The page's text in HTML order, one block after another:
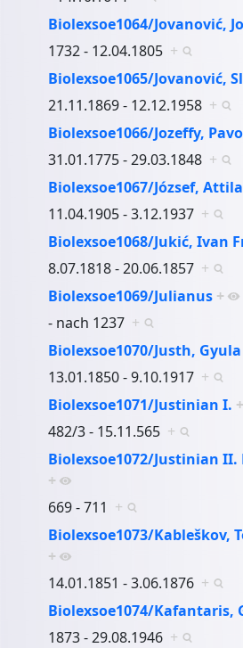
Biolexsoe1064/Jovanović,
1732 - 12.04.1805 +
Biolexsoe1065/Jovanović,
21.11.1869 - 12.12.1958 +
Biolexsoe1066/Jozeffy,
31.01.1775 - 29.03.1848 +
Biolexsoe1067/József, Attila
11.04.1905 - 3.12.1937 +
Biolexsoe1068/Jukić, Ivan
8.07.1818 - 20.06.1857 +
Biolexsoe1069/Julianus +
- nach 1237 +
Biolexsoe1070/Justh, Gyula
13.01.1850 - 9.10.1917 +
Biolexsoe1071/Justinian I. +
482/3 - 15.11.565 +
Biolexsoe1072/Justinian
+
669 - 711 +
Biolexsoe1073/Kableškov,
+
14.01.1851 - 3.06.1876 +
Biolexsoe1074/Kafantaris,
1873 - 29.08.1946 +